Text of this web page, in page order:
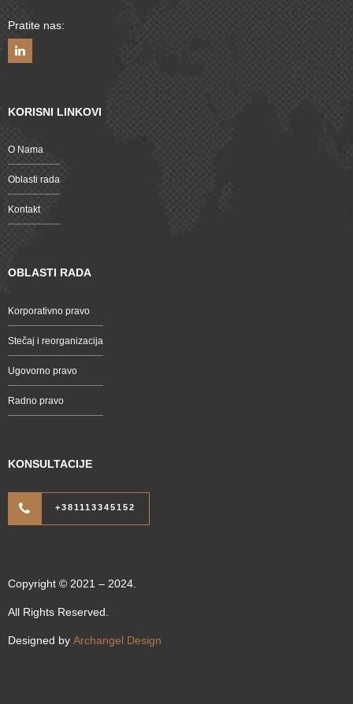
Pratite nas:
KORISNI LINKOVI
O Nama
Oblasti rada
Kontakt
OBLASTI RADA
Korporativno pravo
Stečaj i reorganizacija
Ugovorno pravo
Radno pravo
KONSULTACIJE
+381113345152
Copyright © 2021 – 2024.
All Rights Reserved.
Designed by Archangel Design